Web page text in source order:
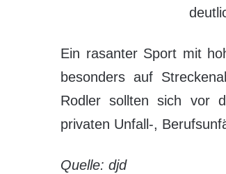
Ein rasanter Sport mit
besonders auf
Rodler sollten sich vor
privaten Unfall-,
Quelle: djd